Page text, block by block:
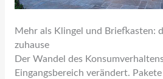
Mehr als Klingel und Briefkasten:
zuhause
Der Wandel des
Eingangsbereich verändert.